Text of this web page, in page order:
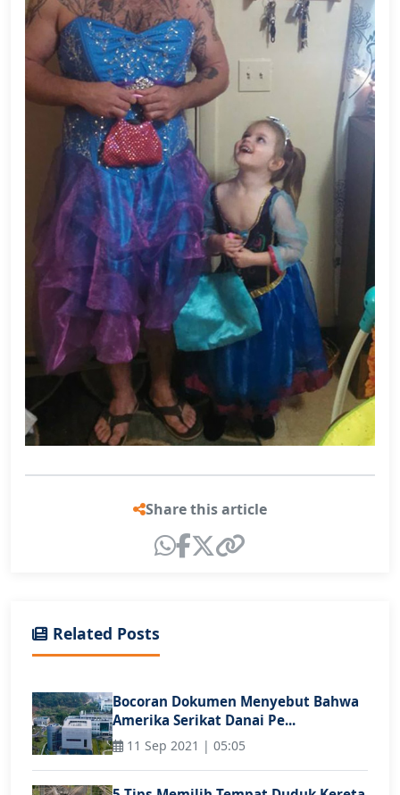
Share this article
Related Posts
Bocoran Dokumen Menyebut Bahwa
Amerika Serikat Danai Pe...
11 Sep 2021 | 05:05